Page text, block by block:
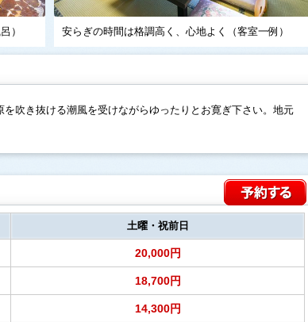
） 安らぎの時間は格調高く、心地よく（客室一例）
吹き抜ける潮風を受けながらゆったりとお寛ぎ下さい。地元
土曜・祝前日
20,000円
18,700円
14,300円